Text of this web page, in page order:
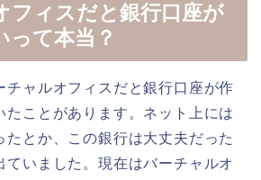
フィスだと銀行口座が
って本当？
チャルオフィスだと銀行口座が作
たことがあります。ネット上には
たとか、この銀行は大丈夫だった
ていました。現在はバーチャルオ